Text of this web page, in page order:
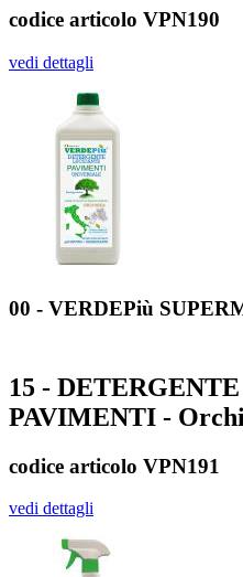
codice articolo VPN190
vedi dettagli
00 - VERDEPiù
15 -
PAVIMENTI -
codice articolo VPN191
vedi dettagli